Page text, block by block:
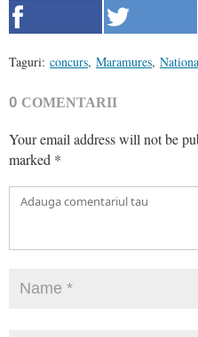
Taguri: concurs, Maramures,
0 COMENTARII
Your email address will not be
marked *